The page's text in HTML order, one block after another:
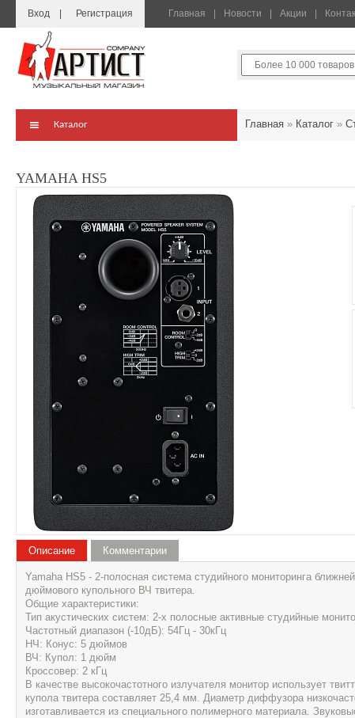
Вход Регистрация Главная Новости Акции
Каталог Главная » Каталог »
YAMAHA HS5
Описание
Yamaha HS5 - 2-полосная система студийного мониторинга
дюймового купольного ВЧ твитера.
Общие характеристики:
Тип акустических систем: 2-х полосные активные студийные
Частотный диапазон (-10дБ): 54Гц - 30кГц
НЧ: Конус: 5 дюймов
ВЧ: Купол: 1 дюйм
Кроссовер: 2 кГц
В качестве высокочастотного излучателя монитор использует
купола твитера составляет 25,4 мм. Диаметр диффузора
изготавливается из специального полимерного материала.
Комментарии